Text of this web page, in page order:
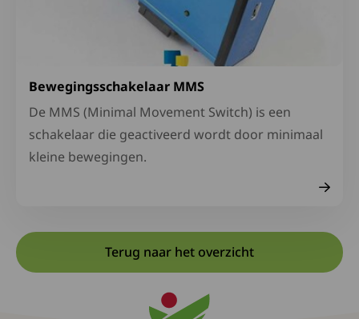
Bewegingsschakelaar MMS
De MMS (Minimal Movement Switch) is een
schakelaar die geactiveerd wordt door minimaal
kleine bewegingen.
Terug naar het overzicht